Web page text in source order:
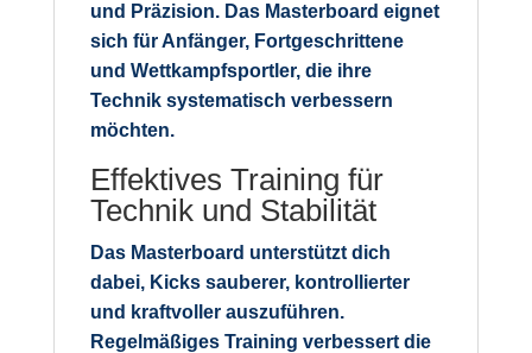
und Präzision. Das Masterboard eignet
sich für Anfänger, Fortgeschrittene
und Wettkampfsportler, die ihre
Technik systematisch verbessern
möchten.
Effektives Training für
Technik und Stabilität
Das Masterboard unterstützt dich
dabei, Kicks sauberer, kontrollierter
und kraftvoller auszuführen.
Regelmäßiges Training verbessert die